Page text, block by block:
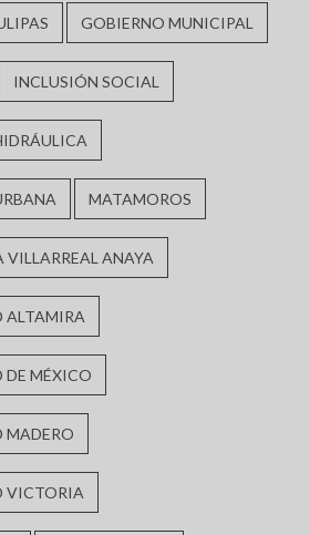
GOBIERNO MUNICIPAL
INCLUSIÓN SOCIAL
MATAMOROS
VILLARREAL ANAYA
ALTAMIRA
MÉXICO
MADERO
VICTORIA